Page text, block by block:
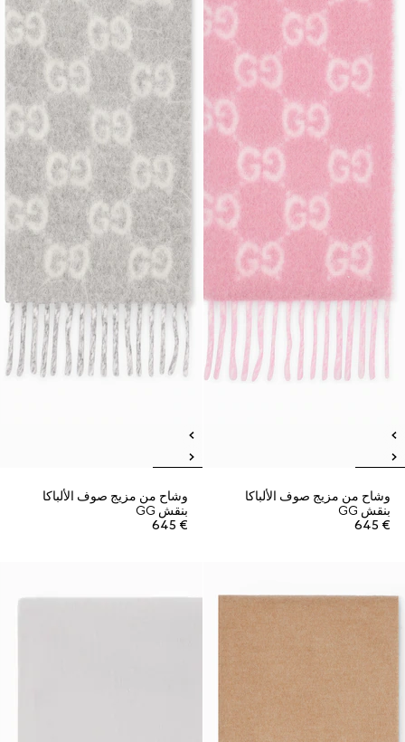
وشاح من مزيج صوف الألباكا
بنقش GG
€ 645
وشاح من مزيج صوف الألباكا
بنقش GG
€ 645